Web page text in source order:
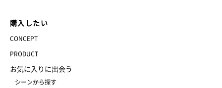
購入したい
CONCEPT
PRODUCT
お気に入りに出会う
シーンから探す